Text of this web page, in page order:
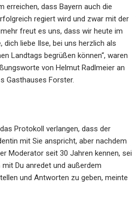
erreichen, dass Bayern auch die
regiert wird und zwar mit der
freut es uns, dass wir heute im
dich liebe Ilse, bei uns herzlich als
Landtags begrüßen können“, waren
von Helmut Radlmeier an
Gasthauses Forster.
Protokoll verlangen, dass der
mit Sie anspricht, aber nachdem
Moderator seit 30 Jahren kennen, sei
Du anredet und außerdem
und Antworten zu geben, meinte